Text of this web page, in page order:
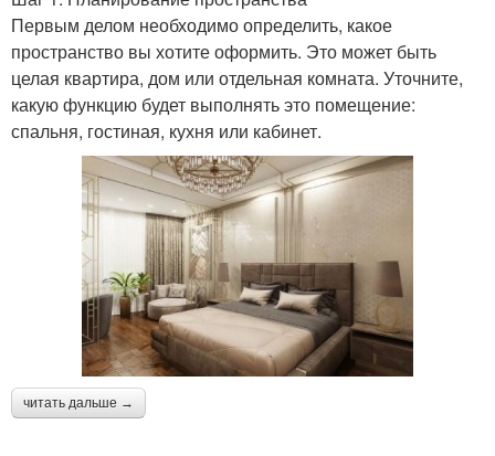
Первым делом необходимо определить, какое
пространство вы хотите оформить. Это может быть
целая квартира, дом или отдельная комната. Уточните,
какую функцию будет выполнять это помещение:
спальня, гостиная, кухня или кабинет.
читать дальше →